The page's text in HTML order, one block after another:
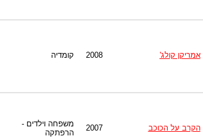
אמריקן קולג' 2008 קומדיה
הקרב על הכוכב 2007
משפחה וילדים -
הרפתקה